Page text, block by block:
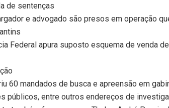
de sentenças
e advogado são presos em operação
Federal apura suposto esquema de venda
60 mandados de busca e apreensão em
públicos, entre outros endereços de